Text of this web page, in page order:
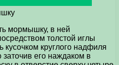
мормышку, в ней
толстой иглы
кусочком круглого надфиля
его наждаком в